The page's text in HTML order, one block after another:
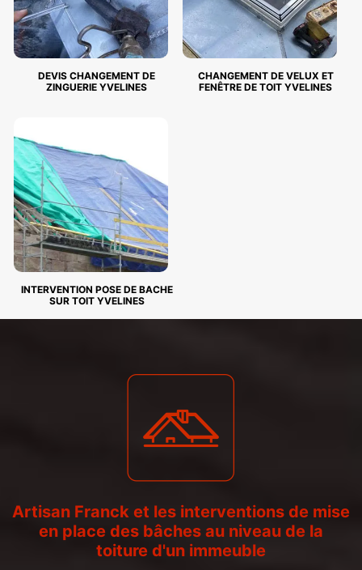
DEVIS CHANGEMENT DE
ZINGUERIE YVELINES
CHANGEMENT DE VELUX ET
FENÊTRE DE TOIT YVELINES
INTERVENTION POSE DE BACHE
SUR TOIT YVELINES
Artisan Franck et les interventions de mise
en place des bâches au niveau de la
toiture d'un immeuble